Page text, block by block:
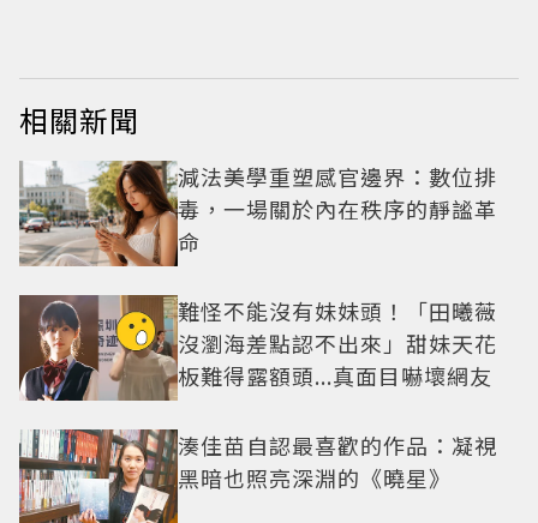
相關新聞
減法美學重塑感官邊界：數位排
毒，一場關於內在秩序的靜謐革
命
難怪不能沒有妹妹頭！「田曦薇
沒瀏海差點認不出來」甜妹天花
板難得露額頭...真面目嚇壞網友
湊佳苗自認最喜歡的作品：凝視
黑暗也照亮深淵的《曉星》